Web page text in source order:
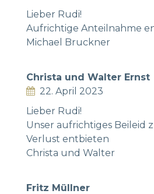
Lieber Rudi!
Aufrichtige Anteilnahme
Michael Bruckner
Christa und Walter Ernst
22. April 2023
Lieber Rudi!
Unser aufrichtiges Beileid
Verlust entbieten
Christa und Walter
Fritz Müllner